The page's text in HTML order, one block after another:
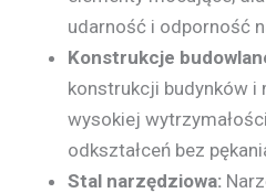
udarność i odporność
Konstrukcje
konstrukcji budynków i
wysokiej
odkształceń bez
Stal narzędziowa: